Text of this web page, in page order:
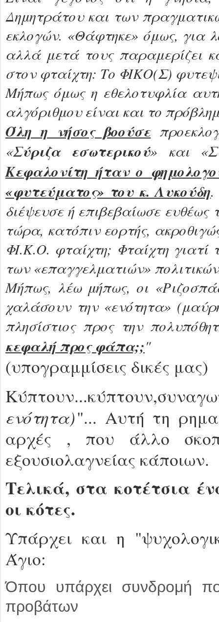
Δημητράτου και των
εκλογών. «Θάφτηκε» όμως, για
αλλά μετά τους παραμερίζει
στον φταίχτη: Το ΦΙΚΟ(Σ)
Μήπως όμως η εθελοτυφλία
αλγόριθμου είναι και το
Όλη η νήσος βοούσε
«Σύριζα εσωτερικού» και «
Κεφαλονίτη ήταν ο
«φυτεύματος» του κ. Λυκούδη.
διέψευσε ή επιβεβαίωσε
τώρα, κατόπιν εορτής,
ΦΙ.Κ.Ο. φταίχτη; Φταίχτη
των «επαγγελματιών»
Μήπως, λέω μήπως, οι
χαλάσουν την «ενότητα»
πλησίστιος προς την
κεφαλή προς φάπα;;"
(υπογραμμίσεις δικές μας)
ενότητα)"... Αυτή τη
αρχές , που άλλο
εξουσιολαγνείας κάποιων.
Τελικά, στα κοτέτσια
οι κότες.
Υπάρχει και η
Άγιο:
Όπου υπάρχει συνδρομή
προβάτων